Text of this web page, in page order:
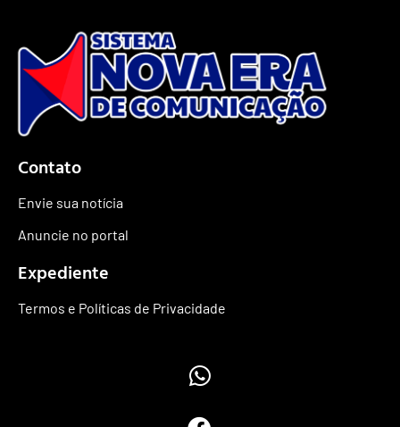
Contato
Envie sua notícia
Anuncie no portal
Expediente
Termos e Políticas de Privacidade